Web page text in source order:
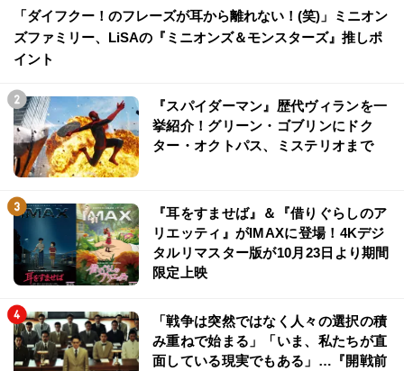
「ダイフクー！のフレーズが耳から離れない！(笑)」ミニオン
ズファミリー、LiSAの『ミニオンズ＆モンスターズ』推しポ
イント
『スパイダーマン』歴代ヴィランを一
挙紹介！グリーン・ゴブリンにドク
ター・オクトパス、ミステリオまで
『耳をすませば』＆『借りぐらしのア
リエッティ』がIMAXに登場！4Kデジ
タルリマスター版が10月23日より期間
限定上映
「戦争は突然ではなく人々の選択の積
み重ねで始まる」「いま、私たちが直
面している現実でもある」…『開戦前